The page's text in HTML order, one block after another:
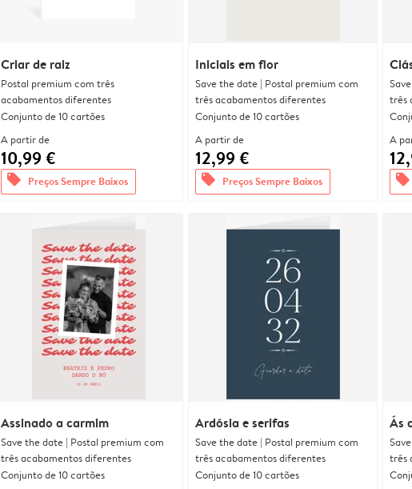
Criar de raiz
Postal premium com três
acabamentos diferentes
Conjunto de 10 cartões
A partir de
10,99 €
offers Preços Sempre Baixos
Iniciais em flor
Save the date | Postal premium com
três acabamentos diferentes
Conjunto de 10 cartões
A partir de
12,99 €
offers Preços Sempre Baixos
três
A
offers
Assinado a carmim
Save the date | Postal premium com
três acabamentos diferentes
Conjunto de 10 cartões
Ardósia e serifas
Save the date | Postal premium com
três acabamentos diferentes
Conjunto de 10 cartões
Ás
três